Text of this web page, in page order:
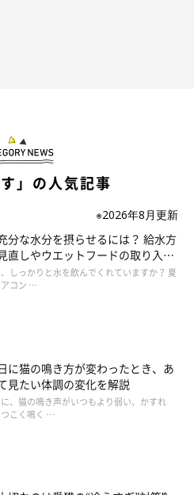
、キャリーケースに入れていく飼
します。
とに強い恐怖や不安を感じ、キャ
猫もいるでしょう。
」の人気記事
※2026年8月更新
分な水分を摂らせるには？ 給水方
直しやウエットフードの取り入れ
説
しっかりと水を飲んでくれていますか？ 夏
コン …
に猫の鳴き方が変わったとき、あ
見たい体調の変化を解説
、猫の鳴き声がいつもより弱い、かすれ
こく鳴く …